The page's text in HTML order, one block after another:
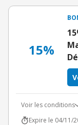
15%
Voir les conditions
Expire le 04/11/